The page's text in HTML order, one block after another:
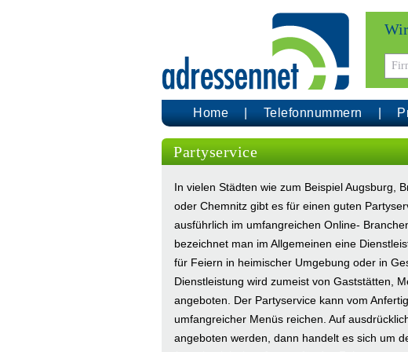
Home Telefonnummern
Partyservice
In vielen Städten wie zum Beispiel Augsburg,
oder Chemnitz gibt es für einen guten
ausführlich im umfangreichen Online-
bezeichnet man im Allgemeinen eine
für Feiern in heimischer Umgebung oder in
Dienstleistung wird zumeist von Gaststätten,
angeboten. Der Partyservice kann vom
umfangreicher Menüs reichen. Auf
angeboten werden, dann handelt es sich um